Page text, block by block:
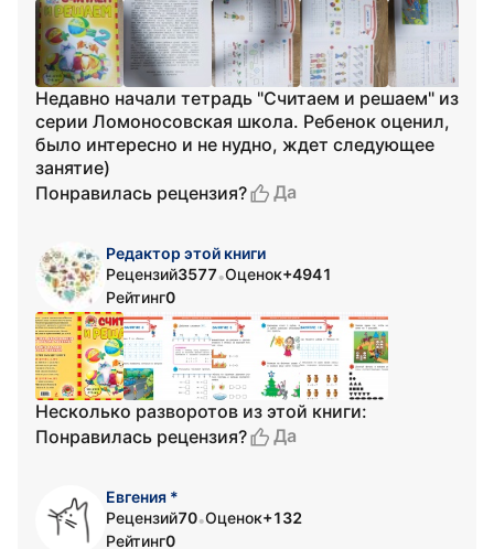
Недавно начали тетрадь "Считаем и решаем" из
серии Ломоносовская школа. Ребенок оценил,
было интересно и не нудно, ждет следующее
занятие)
Понравилась рецензия?
Да
Редактор этой книги
Рецензий3577•Оценок+4941
Рейтинг0
Несколько разворотов из этой книги:
Понравилась рецензия?
Да
Евгения *
Рецензий70•Оценок+132
Рейтинг0